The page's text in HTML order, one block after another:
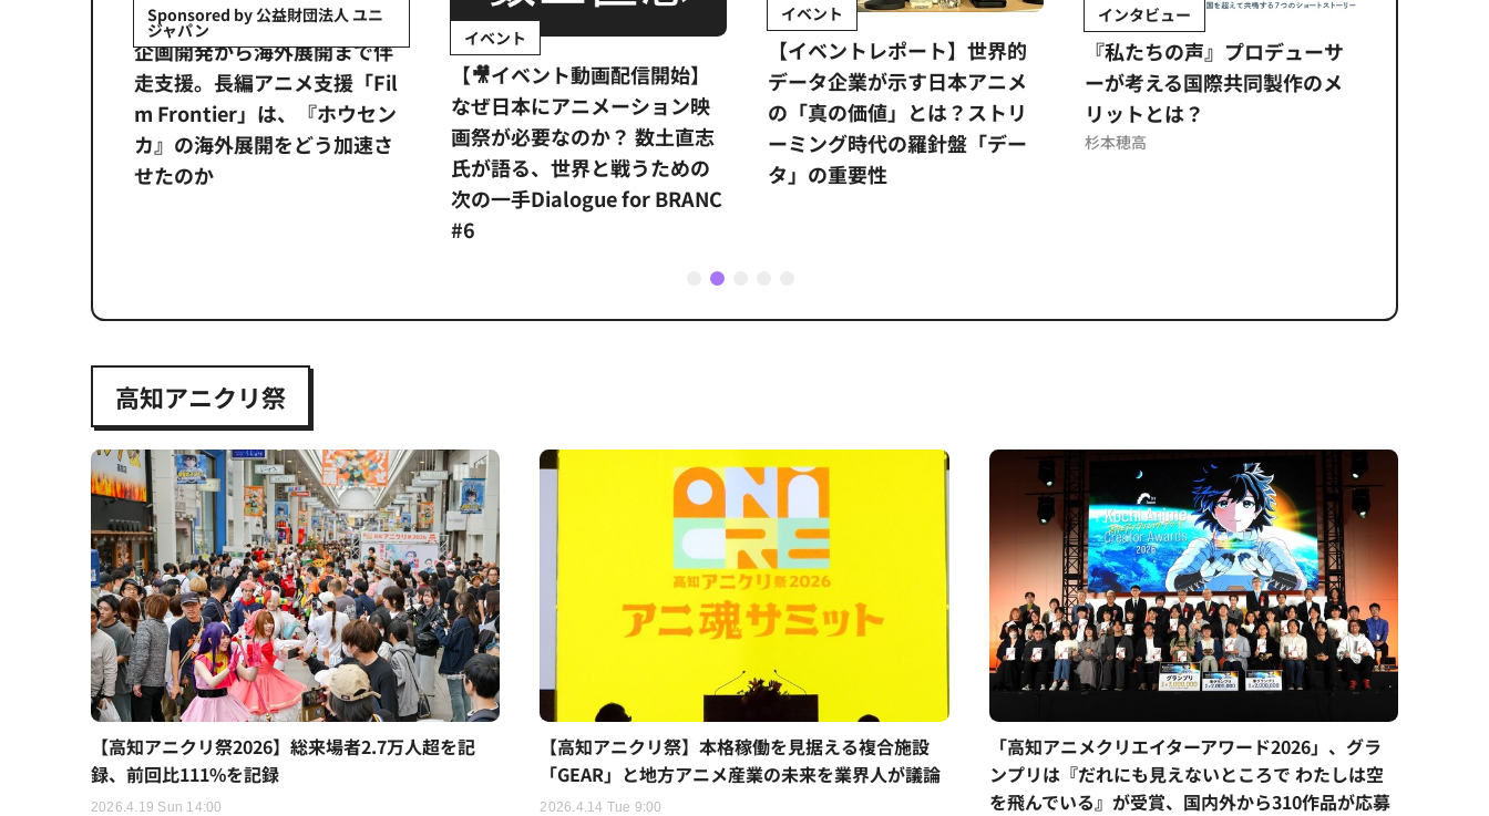
Sponsored by 公益財団法人 ユニ
ジャパン
企画開発から海外展開まで伴
走支援。長編アニメ支援「Fil
m Frontier」は、『ホウセン
カ』の海外展開をどう加速さ
せたのか
イベント
【🎥イベント動画配信開始】
なぜ日本にアニメーション映
画祭が必要なのか？ 数土直志
氏が語る、世界と戦うための
次の一手Dialogue for BRANC
#6
イベント
【イベントレポート】世界的
データ企業が示す日本アニメ
の「真の価値」とは？ストリ
ーミング時代の羅針盤「デー
タ」の重要性
インタビュー
『私たちの声』プロデューサ
ーが考える国際共同製作のメ
リットとは？
杉本穂高
1 2
高知アニクリ祭
【高知アニクリ祭2026】総来場者2.7万人超を記
録、前回比111%を記録
2026.4.19 Sun 14:00
【高知アニクリ祭】本格稼働を見据える複合施設
「GEAR」と地方アニメ産業の未来を業界人が議論
2026.4.14 Tue 9:00
「高知アニメクリエイターアワード2026」、グラ
ンプリは『だれにも見えないところで わたしは空
を飛んでいる』が受賞、国内外から310作品が応募